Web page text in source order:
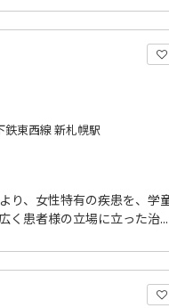
東西線 新札幌駅
、女性特有の疾患を、学童
く患者様の立場に立った治...